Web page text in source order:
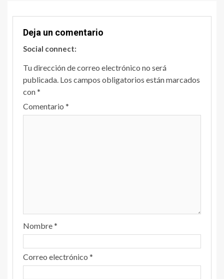
Deja un comentario
Social connect:
Tu dirección de correo electrónico no será
publicada. Los campos obligatorios están marcados
con*
Comentario *
Nombre*
Correo electrónico *